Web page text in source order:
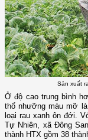
Sản xuất
Ở độ cao trung bình
thổ nhưỡng màu mỡ
loại rau xanh ôn đới.
Tự Nhiên, xã Đông
thành HTX gồm 38